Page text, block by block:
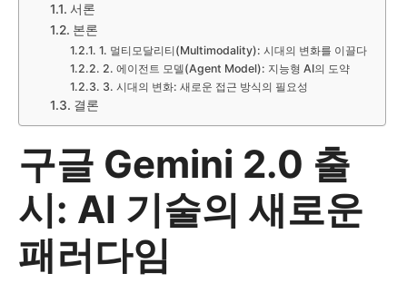
서론
본론
1. 멀티모달리티(Multimodality): 시대의 변화를 이끌다
2. 에이전트 모델(Agent Model): 지능형 AI의 도약
3. 시대의 변화: 새로운 접근 방식의 필요성
결론
구글 Gemini 2.0 출
시: AI 기술의 새로운
패러다임